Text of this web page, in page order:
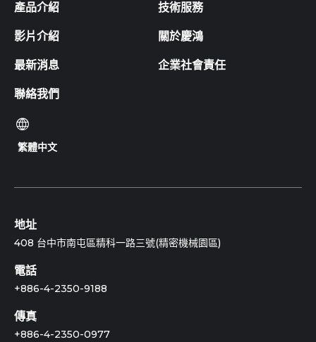
產品介紹 技術服務
影片介紹 關於慶鴻
最新消息 企業社會責任
聯絡我們
繁體中文
地址
408 台中市南屯區精科一路三號(精密機械園區)
電話
+886-4-2350-9188
傳真
+886-4-2350-0977